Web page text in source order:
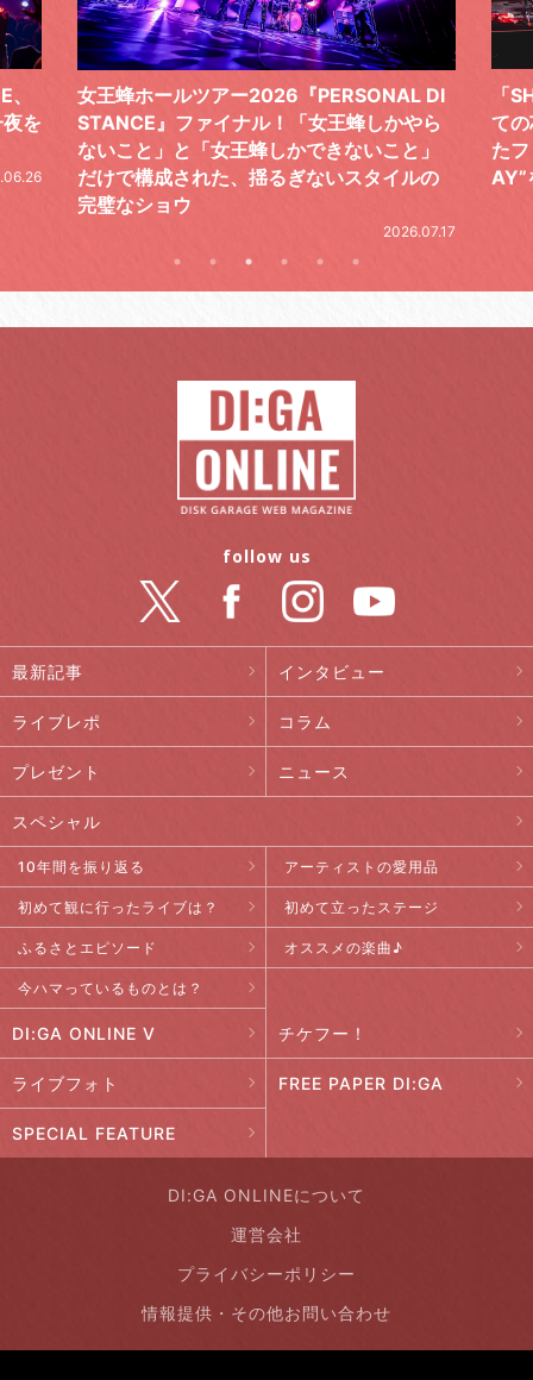
ら
の
「SHISHAMOでした!!!」ロックバンドとし
ての芯を貫き通し、笑顔と感謝で泳ぎ切っ
たファイナルライブ、DAY2“GOODBYE D
AY”をレポート
気
レ
最新記事 インタビュー
ライブレポ コラム
プレゼント ニュース
スペシャル
10年間を振り返る アーティストの愛用品
初めて観に行ったライブは？ 初めて立ったステージ
ふるさとエピソード オススメの楽曲♪
今ハマっているものとは？
DI:GA ONLINE V チケフー！
ライブフォト FREE PAPER DI:GA
SPECIAL FEATURE
follow us
DI:GA ONLINEについて
運営会社
プライバシーポリシー
情報提供・その他お問い合わせ